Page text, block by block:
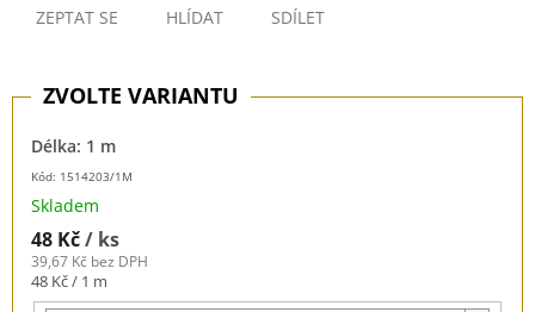
ZEPTAT SE HLÍDAT SDÍLET
Kód: 1514203/1M
Délka: 1 m
Skladem
48 Kč/ ks
39,67 Kč bez DPH
Měrná
cena:
48 Kč / 1 m